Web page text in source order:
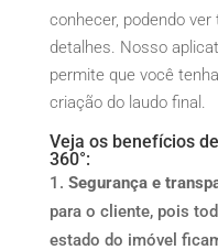
conhecer, podendo
detalhes. Nosso
permite que você
criação do laudo final.
Veja os benefícios
360°:
Segurança e
para o cliente, pois
estado do imóvel